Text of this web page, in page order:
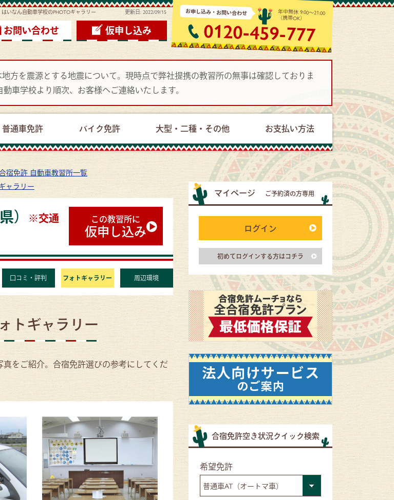
はいなん自動車学校のPHOTOギャラリー 更新日: 2022/09/15
お問い合わせ 仮申し込み
お申し込み・お問い合わせ 年中無休 9:00～21:00
（携帯OK）
0120-459-777
方を震源とする地震について。現時点で弊社提携の教習所の無事は確認しておりま
車学校より順次、お客様へご連絡いたします。
普通車免許 バイク免許 大型・二種・その他 お支払い方法
宿免許 自動車教習所一覧
ャラリー
）
※交通
この教習所に
仮申し込み
口コミ・評判 フォトギャラリー 周辺環境
トギャラリー
をご紹介。合宿免許選びの参考にしてくだ
マイページ ご予約済の方専用
ログイン
初めてログインする方はコチラ
合宿免許空き状況クイック検索
■希望免許